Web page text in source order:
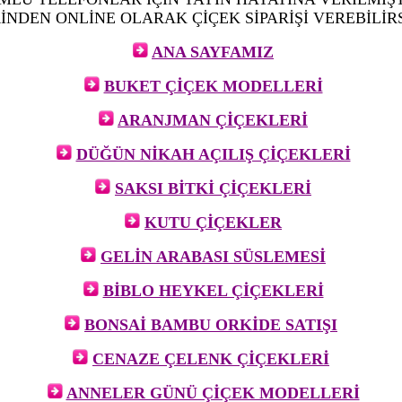
ONLİNE OLARAK ÇİÇEK SİPARİŞİ
ANA SAYFAMIZ
BUKET ÇİÇEK MODELLERİ
ARANJMAN ÇİÇEKLERİ
DÜĞÜN NİKAH AÇILIŞ ÇİÇEKLERİ
SAKSI BİTKİ ÇİÇEKLERİ
KUTU ÇİÇEKLER
GELİN ARABASI SÜSLEMESİ
BİBLO HEYKEL ÇİÇEKLERİ
BONSAİ BAMBU ORKİDE SATIŞI
CENAZE ÇELENK ÇİÇEKLERİ
ANNELER GÜNÜ ÇİÇEK MODELLERİ